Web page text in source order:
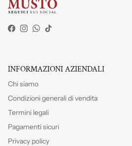
Facebook
Instagram
WhatsApp
TikTok
INFORMAZIONI AZIENDALI
Chi siamo
Condizioni generali di vendita
Termini legali
Pagamenti sicuri
Privacy policy